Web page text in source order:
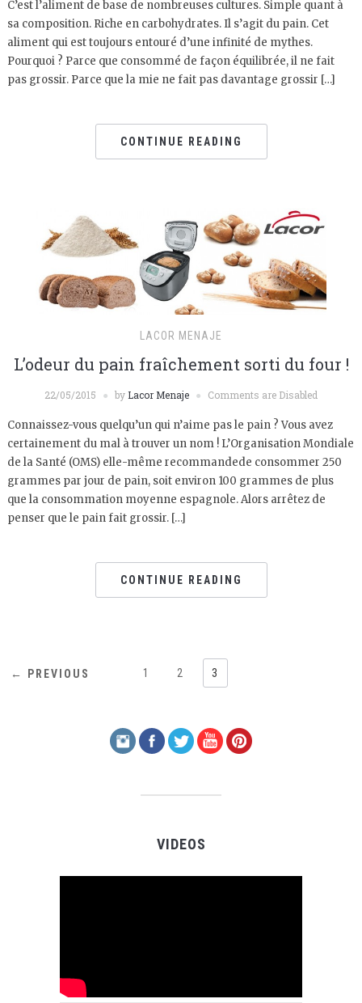
C’est l’aliment de base de nombreuses cultures. Simple quant à
sa composition. Riche en carbohydrates. Il s’agit du pain. Cet
aliment qui est toujours entouré d’une infinité de mythes.
Pourquoi ? Parce que consommé de façon équilibrée, il ne fait
pas grossir. Parce que la mie ne fait pas davantage grossir […]
CONTINUE READING
LACOR MENAJE
L’odeur du pain fraîchement sorti du four !
22/05/2015 by Lacor Menaje Comments are Disabled
Connaissez-vous quelqu’un qui n’aime pas le pain ? Vous avez
certainement du mal à trouver un nom ! L’Organisation Mondiale
de la Santé (OMS) elle-même recommandede consommer 250
grammes par jour de pain, soit environ 100 grammes de plus
que la consommation moyenne espagnole. Alors arrêtez de
penser que le pain fait grossir. […]
CONTINUE READING
← PREVIOUS 1 2 3
VIDEOS